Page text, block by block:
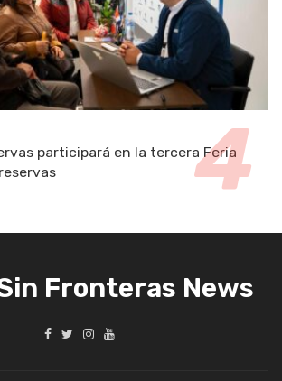
participará en la tercera Feria
Fronteras News